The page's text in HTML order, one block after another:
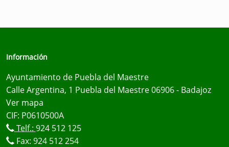
Información
Ayuntamiento de Puebla del Maestre
Calle Argentina, 1 Puebla del Maestre 06906 - Badajoz
Ver mapa
CIF: P0610500A
Telf.: 924 512 125
Fax: 924 512 254